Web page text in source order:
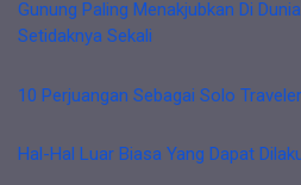
Gunung Paling Menakjubkan Di
Setidaknya Sekali
10 Perjuangan Sebagai Solo Traveler
Hal-Hal Luar Biasa Yang Dapat